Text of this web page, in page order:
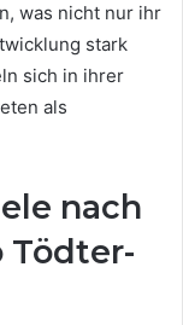
was nicht nur ihr
stark
sich in ihrer
als
nach
Tödter-